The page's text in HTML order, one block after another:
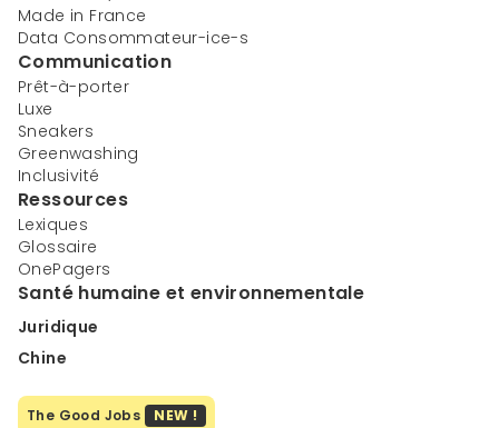
Made in France
Data Consommateur-ice-s
Communication
Prêt-à-porter
Luxe
Sneakers
Greenwashing
Inclusivité
Ressources
Lexiques
Glossaire
OnePagers
Santé humaine et environnementale
Juridique
Chine
The Good Jobs NEW !